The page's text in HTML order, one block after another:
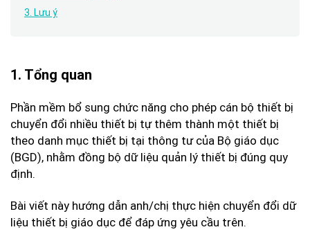
3. Lưu ý
1. Tổng quan
Phần mềm bổ sung chức năng cho phép cán bộ thiết bị
chuyển đổi nhiều thiết bị tự thêm thành một thiết bị
theo danh mục thiết bị tại thông tư của Bộ giáo dục
(BGD), nhằm đồng bộ dữ liệu quản lý thiết bị đúng quy
định.
Bài viết này hướng dẫn anh/chị thực hiện chuyển đổi dữ
liệu thiết bị giáo dục để đáp ứng yêu cầu trên.